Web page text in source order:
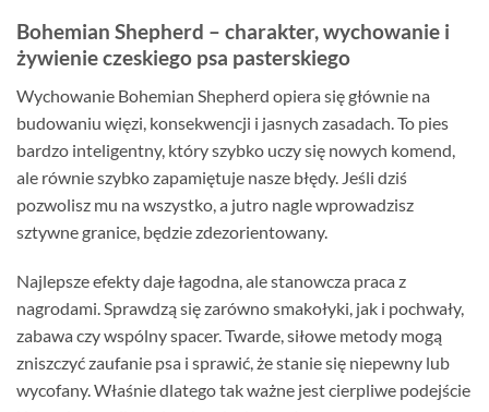
Bohemian Shepherd – charakter, wychowanie i
żywienie czeskiego psa pasterskiego
Wychowanie Bohemian Shepherd opiera się głównie na
budowaniu więzi, konsekwencji i jasnych zasadach. To pies
bardzo inteligentny, który szybko uczy się nowych komend,
ale równie szybko zapamiętuje nasze błędy. Jeśli dziś
pozwolisz mu na wszystko, a jutro nagle wprowadzisz
sztywne granice, będzie zdezorientowany.
Najlepsze efekty daje łagodna, ale stanowcza praca z
nagrodami. Sprawdzą się zarówno smakołyki, jak i pochwały,
zabawa czy wspólny spacer. Twarde, siłowe metody mogą
zniszczyć zaufanie psa i sprawić, że stanie się niepewny lub
wycofany. Właśnie dlatego tak ważne jest cierpliwe podejście